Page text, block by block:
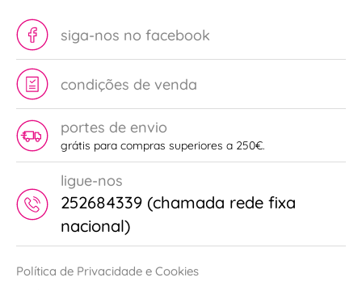
siga-nos no facebook
condições de venda
portes de envio
grátis para compras superiores a 250€.
ligue-nos
252684339 (chamada rede fixa
nacional)
Política de Privacidade e Cookies